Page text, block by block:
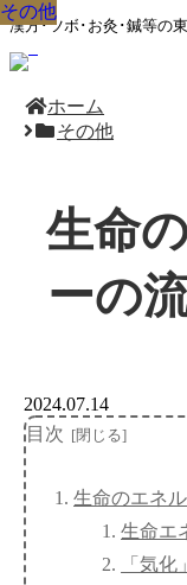
漢方･ツボ･お灸･鍼等の
ホーム
その他
生命
ーの
その他
2024.07.14
目次
生命のエネ
生命エ
「気化
その他
その他
その他
その他
その他
その他
その他
その他